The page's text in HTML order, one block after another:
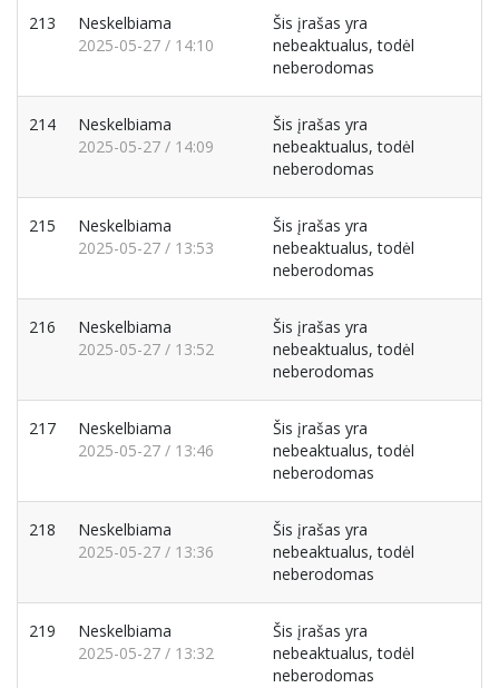
213
Neskelbiama
2025-05-27 / 14:10
Šis įrašas yra
nebeaktualus, todėl
neberodomas
214
Neskelbiama
2025-05-27 / 14:09
Šis įrašas yra
nebeaktualus, todėl
neberodomas
215
Neskelbiama
2025-05-27 / 13:53
Šis įrašas yra
nebeaktualus, todėl
neberodomas
216
Neskelbiama
2025-05-27 / 13:52
Šis įrašas yra
nebeaktualus, todėl
neberodomas
217
Neskelbiama
2025-05-27 / 13:46
Šis įrašas yra
nebeaktualus, todėl
neberodomas
218
Neskelbiama
2025-05-27 / 13:36
Šis įrašas yra
nebeaktualus, todėl
neberodomas
219
Neskelbiama
2025-05-27 / 13:32
Šis įrašas yra
nebeaktualus, todėl
neberodomas